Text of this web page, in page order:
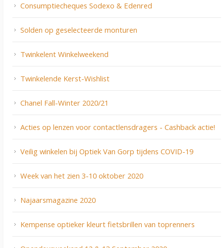
Consumptiecheques Sodexo & Edenred
Solden op geselecteerde monturen
Twinkelent Winkelweekend
Twinkelende Kerst-Wishlist
Chanel Fall-Winter 2020/21
Acties op lenzen voor contactlensdragers - Cashback actie!
Veilig winkelen bij Optiek Van Gorp tijdens COVID-19
Week van het zien 3-10 oktober 2020
Najaarsmagazine 2020
Kempense optieker kleurt fietsbrillen van toprenners